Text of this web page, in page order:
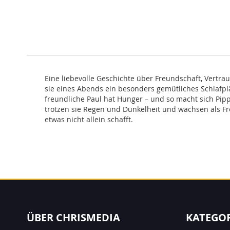
Eine liebevolle Geschichte über Freundschaft,
sie eines Abends ein besonders gemütliches
freundliche Paul hat Hunger – und so macht sich
trotzen sie Regen und Dunkelheit und wachsen als
etwas nicht allein schafft.
ÜBER CHRISMEDIA